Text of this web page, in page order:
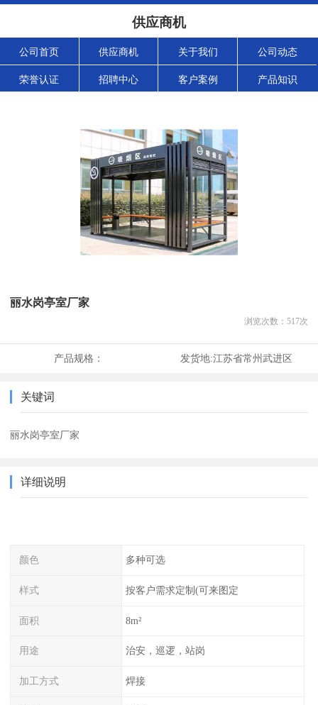
供应商机
公司首页 供应商机 关于我们 公司动态
荣誉认证 招聘中心 客户案例 产品知识
丽水岗亭室厂家
浏览次数： 517次
产品规格： 发货地:江苏省常州武进区
关键词
丽水岗亭室厂家
详细说明
颜色 多种可选
样式 按客户需求定制(可来图定
面积 8m²
用途 治安，巡逻，站岗
加工方式 焊接